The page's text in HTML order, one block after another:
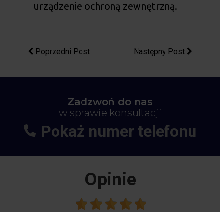
urządzenie ochroną zewnętrzną.
Poprzedni Post Następny Post
Zadzwoń do nas
w sprawie konsultacji
+48664-113-007
Pokaż numer telefonu
Opinie